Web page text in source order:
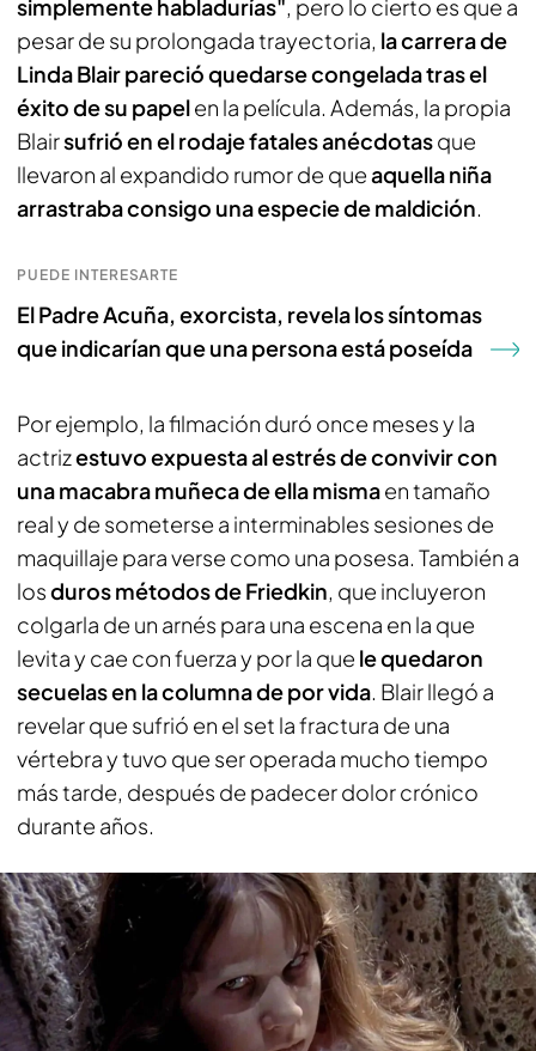
simplemente habladurías", pero lo cierto es que a
pesar de su prolongada trayectoria, la carrera de
Linda Blair pareció quedarse congelada tras el
éxito de su papelen la película. Además, la propia
Blairsufrió en el rodaje fatales anécdotasque
llevaron al expandido rumor de queaquella niña
arrastraba consigo una especie de maldición.
PUEDE INTERESARTE
El Padre Acuña, exorcista, revela los síntomas
que indicarían que una persona está poseída
Por ejemplo, la filmación duró once meses y la
actrizestuvo expuesta al estrés de convivir con
una macabra muñeca de ella mismaen tamaño
real y de someterse a interminables sesiones de
maquillaje para verse como una posesa. También a
losduros métodos de Friedkin, que incluyeron
colgarla de un arnés para una escena en la que
levita y cae con fuerza y por la que le quedaron
secuelas en la columna de por vida. Blair llegó a
revelar que sufrió en el set la fractura de una
vértebra y tuvo que ser operada mucho tiempo
más tarde, después de padecer dolor crónico
durante años.